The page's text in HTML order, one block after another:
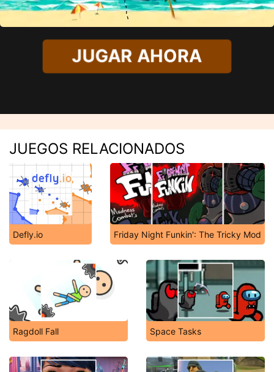
JUGAR AHORA
JUEGOS RELACIONADOS
Defly.io Friday Night Funkin': The Tricky Mod
Ragdoll Fall Space Tasks